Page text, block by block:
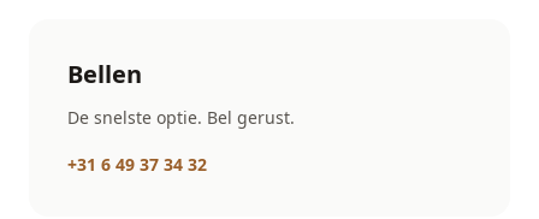
Bellen
De snelste optie. Bel gerust.
+31 6 49 37 34 32